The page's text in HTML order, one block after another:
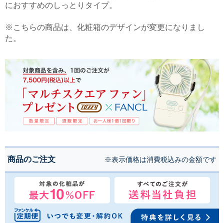
におすすめのしっとりタイプ。
※こちらの商品は、化粧箱のデザインが変更になりまし
た。
商品のご注文 ※表示価格は消費税込みの金額です